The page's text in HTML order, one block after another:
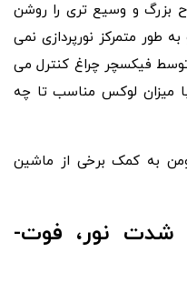
بزرگ و وسیع تری را روشن
طور متمرکز نورپردازی نمی
توسط فیکسچر چراغ کنترل می
میزان لوکس مناسب تا چه
به کمک برخی از ماشین
شدت نور، فوت-